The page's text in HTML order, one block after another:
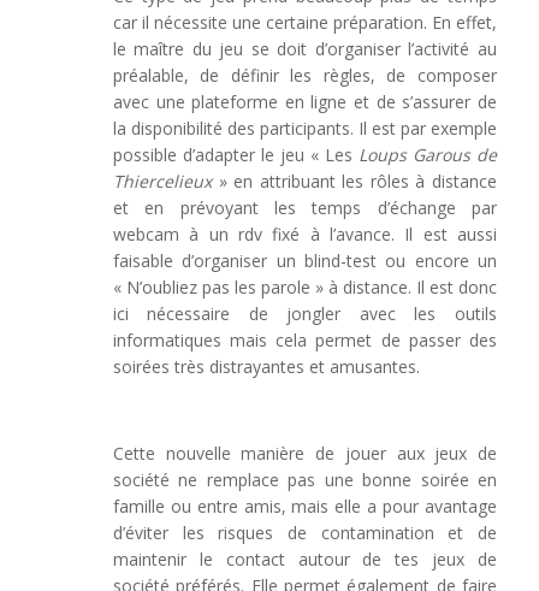
car il nécessite une certaine préparation. En effet,
le maître du jeu se doit d’organiser l’activité au
préalable, de définir les règles, de composer
avec une plateforme en ligne et de s’assurer de
la disponibilité des participants. Il est par exemple
possible d’adapter le jeu « Les Loups Garous de
Thiercelieux» en attribuant les rôles à distance
et en prévoyant les temps d’échange par
webcam à un rdv fixé à l’avance. Il est aussi
faisable d’organiser un blind-test ou encore un
« N’oubliez pas les parole » à distance. Il est donc
ici nécessaire de jongler avec les outils
informatiques mais cela permet de passer des
soirées très distrayantes et amusantes.
Cette nouvelle manière de jouer aux jeux de
société ne remplace pas une bonne soirée en
famille ou entre amis, mais elle a pour avantage
d’éviter les risques de contamination et de
maintenir le contact autour de tes jeux de
société préférés. Elle permet également de faire